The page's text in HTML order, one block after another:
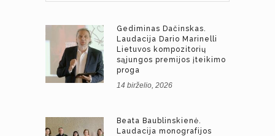
Gediminas Dačinskas.
Laudacija Dario Marinelli
Lietuvos kompozitorių
sąjungos premijos įteikimo
proga
14 birželio, 2026
Beata Baublinskienė.
Laudacija monografijos